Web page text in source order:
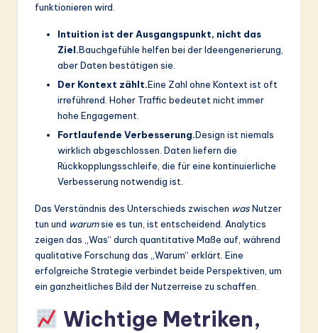
funktionieren wird.
Intuition ist der Ausgangspunkt, nicht das
Ziel.Bauchgefühle helfen bei der Ideengenerierung,
aber Daten bestätigen sie.
Der Kontext zählt.Eine Zahl ohne Kontext ist oft
irreführend. Hoher Traffic bedeutet nicht immer
hohe Engagement.
Fortlaufende Verbesserung.Design ist niemals
wirklich abgeschlossen. Daten liefern die
Rückkopplungsschleife, die für eine kontinuierliche
Verbesserung notwendig ist.
Das Verständnis des Unterschieds zwischen wasNutzer
tun und warumsie es tun, ist entscheidend. Analytics
zeigen das „Was“ durch quantitative Maße auf, während
qualitative Forschung das „Warum“ erklärt. Eine
erfolgreiche Strategie verbindet beide Perspektiven, um
ein ganzheitliches Bild der Nutzerreise zu schaffen.
Wichtige Metriken,